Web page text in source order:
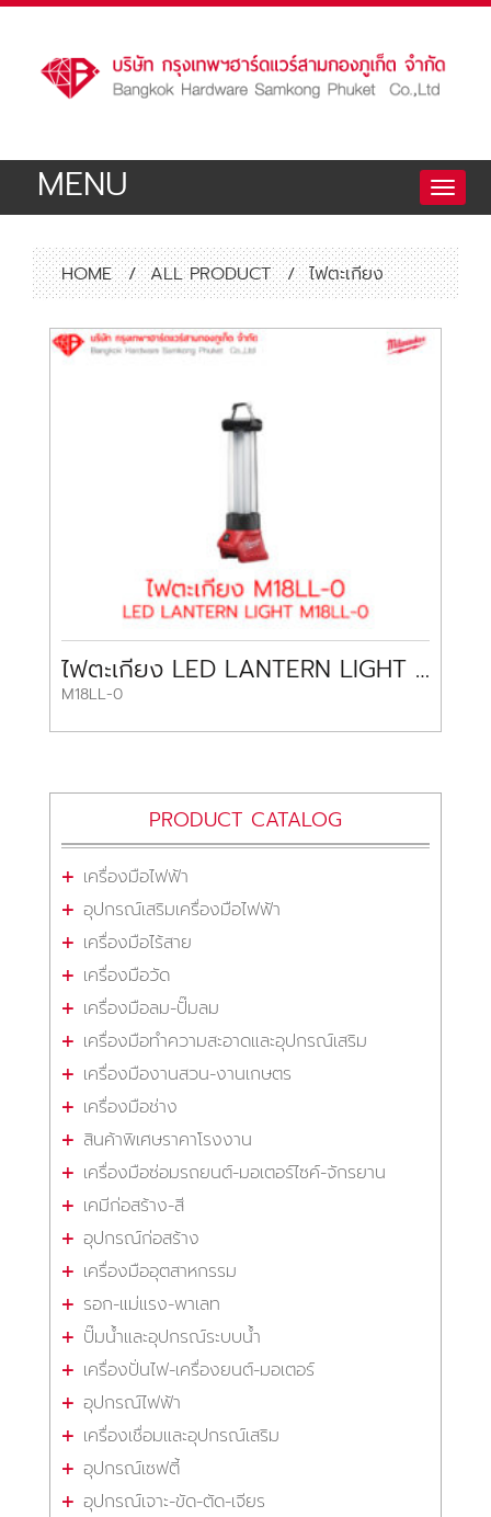
Toggle
MENU
HOME / ALL PRODUCT / ไฟตะเกียง
ไฟตะเกียง LED LANTERN LIGHT M18LL-0
M18LL-0
PRODUCT CATALOG
เครื่องมือไฟฟ้า
อุปกรณ์เสริมเครื่องมือไฟฟ้า
เครื่องมือไร้สาย
เครื่องมือวัด
เครื่องมือลม-ปั๊มลม
เครื่องมือทำความสะอาดและอุปกรณ์เสริม
เครื่องมืองานสวน-งานเกษตร
เครื่องมือช่าง
สินค้าพิเศษราคาโรงงาน
เครื่องมือซ่อมรถยนต์-มอเตอร์ไซค์-จักรยาน
เคมีก่อสร้าง-สี
อุปกรณ์ก่อสร้าง
เครื่องมืออุตสาหกรรม
รอก-แม่แรง-พาเลท
ปั๊มน้ำและอุปกรณ์ระบบน้ำ
เครื่องปั่นไฟ-เครื่องยนต์-มอเตอร์
อุปกรณ์ไฟฟ้า
เครื่องเชื่อมและอุปกรณ์เสริม
อุปกรณ์เซฟตี้
อุปกรณ์เจาะ-ขัด-ตัด-เจียร